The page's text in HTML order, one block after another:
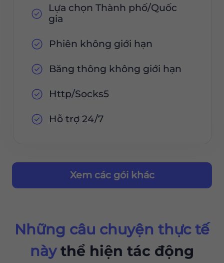
Lựa chọn Thành phố/Quốc
gia
Phiên không giới hạn
Băng thông không giới hạn
Http/Socks5
Hỗ trợ 24/7
Xem các gói khác
Những câu chuyện thực tế
nàythể hiện tác động